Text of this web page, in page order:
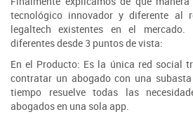
tecnológico innovador y diferente al
legaltech existentes en el mercado.
diferentes desde 3 puntos de vista:
En el Producto: Es la única red social
contratar un abogado con una
tiempo resuelve todas las
abogados en una sola app.